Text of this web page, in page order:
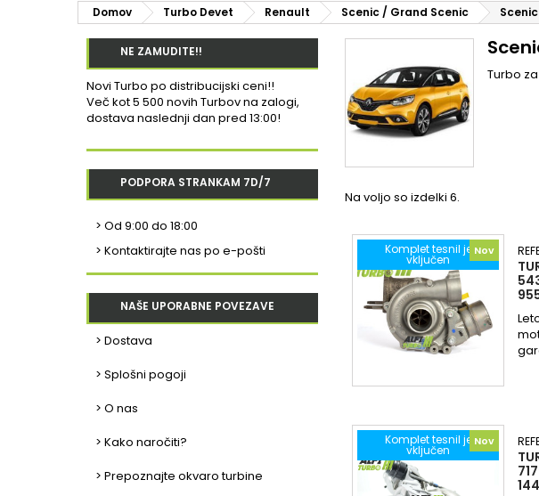
Domov Turbo Devet Renault Scenic / Grand Scenic
NE ZAMUDITE!!
Novi Turbo po distribucijski ceni!!
Več kot 5 500 novih Turbov na zalogi,
dostava naslednji dan pred 13:00!
PODPORA STRANKAM 7D/7
> Od 9:00 do 18:00
> Kontaktirajte nas po e-pošti
NAŠE UPORABNE POVEZAVE
> Dostava
> Splošni pogoji
> O nas
> Kako naročiti?
> Prepoznajte okvaro turbine
Turbo
Na voljo so izdelki 6.
Komplet tesnil je
vključen
Nov
Komplet tesnil je
vključen
Nov